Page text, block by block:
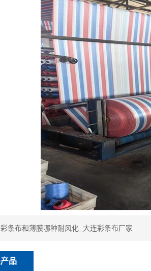
彩条布和薄膜哪种耐风化_大连彩条布厂家
品